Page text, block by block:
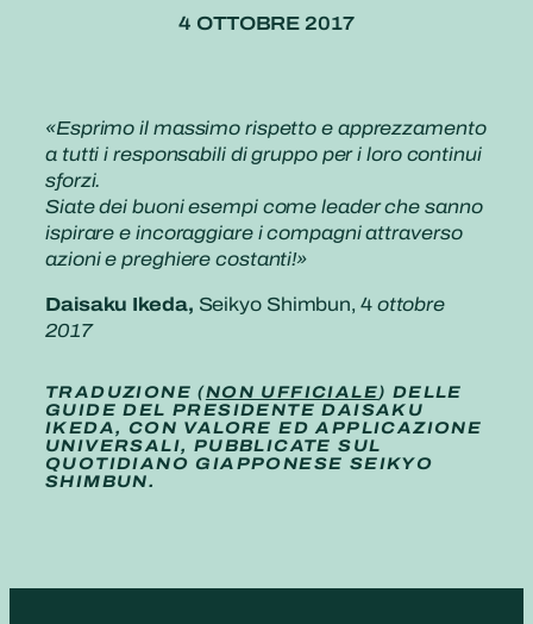
4 OTTOBRE 2017
«Esprimo il massimo rispetto e apprezzamento
a tutti i responsabili di gruppo per i loro continui
sforzi.
Siate dei buoni esempi come leader che sanno
ispirare e incoraggiare i compagni attraverso
azioni e preghiere costanti!»
Daisaku Ikeda, Seikyo Shimbun, 4 ottobre
2017
TRADUZIONE (NON UFFICIALE) DELLE
GUIDE DEL PRESIDENTE DAISAKU
IKEDA, CON VALORE ED APPLICAZIONE
UNIVERSALI, PUBBLICATE SUL
QUOTIDIANO GIAPPONESE SEIKYO
SHIMBUN.